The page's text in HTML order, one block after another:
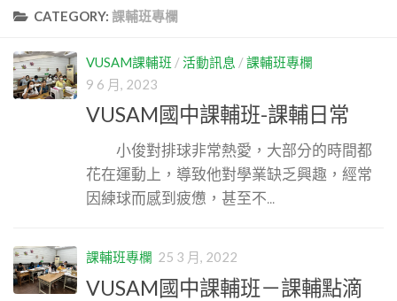
CATEGORY: 課輔班專欄
VUSAM課輔班 /活動訊息 /課輔班專欄
9 6 月, 2023
VUSAM國中課輔班-課輔日常
小俊對排球非常熱愛，大部分的時間都
花在運動上，導致他對學業缺乏興趣，經常
因練球而感到疲憊，甚至不...
課輔班專欄 25 3 月, 2022
VUSAM國中課輔班－課輔點滴